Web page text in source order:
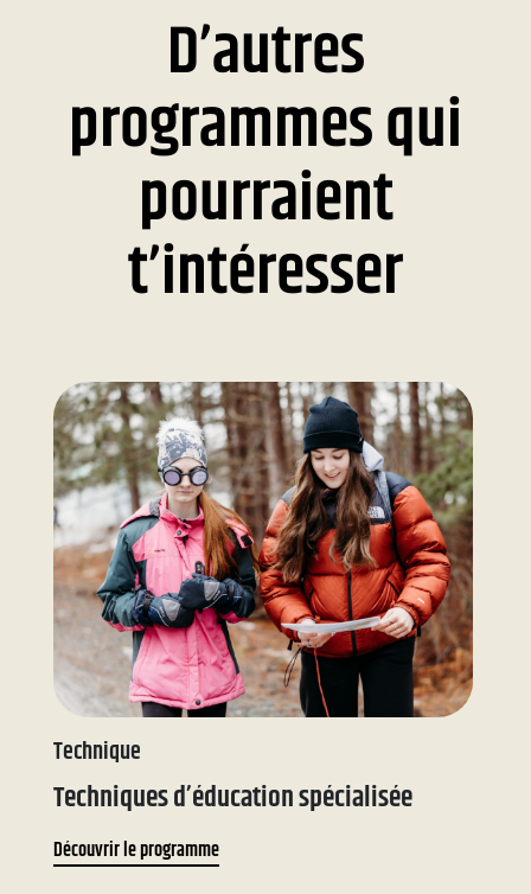
D’autres
programmes qui
pourraient
t’intéresser
Technique
Techniques d’éducation spécialisée
Découvrir le programme